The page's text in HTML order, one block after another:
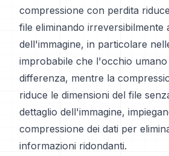
compressione con perdita
file eliminando irreversibilmente
dell'immagine, in particolare
improbabile che l'occhio
differenza, mentre la
riduce le dimensioni del file
dettaglio dell'immagine,
compressione dei dati per
informazioni ridondanti.